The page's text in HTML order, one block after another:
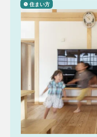
❺ 住まい方